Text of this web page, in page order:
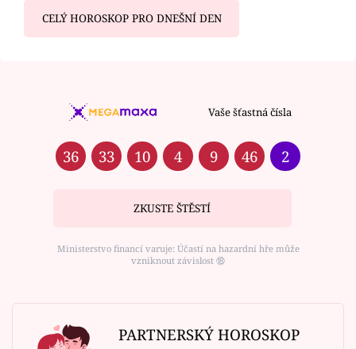
CELÝ HOROSKOP PRO DNEŠNÍ DEN
Vaše šťastná čísla
36 33 10 4 9 46 2
ZKUSTE ŠTĚSTÍ
Ministerstvo financí varuje: Účastí na hazardní hře může
vzniknout závislost ⑱
PARTNERSKÝ HOROSKOP